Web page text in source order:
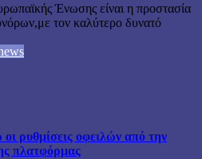
Ένωσης είναι η προστασία
τον καλύτερο δυνατό
ρυθμίσεις οφειλών από την
πλατφόρμας